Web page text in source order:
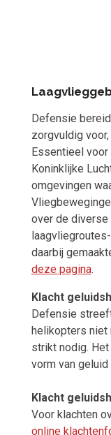
Defensie
zorgvuldig
Essentieel
Koninklijke
omgevingen
over de diverse
daarbij
deze pagina.
Klacht
Defensie
helikopters niet
strikt nodig.
vorm van
Klacht
Voor klachten
online